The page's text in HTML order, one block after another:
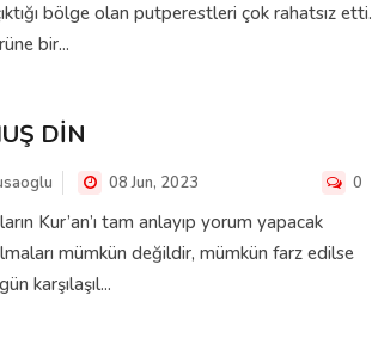
bölge olan putperestleri çok rahatsız etti.
bir...
DİN
08 Jun, 2023 0
Kur’an’ı tam anlayıp yorum yapacak
mümkün değildir, mümkün farz edilse
karşılaşıl...